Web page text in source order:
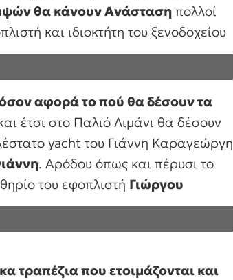
θα κάνουν Ανάσταση πολλοί
και ιδιοκτήτη του ξενοδοχείου
αφορά το πού θα δέσουν τα
έτσι στο Παλιό Λιμάνι θα δέσουν
yacht του Γιάννη Καραγεώργη
. Αρόδου όπως και πέρυσι το
του εφοπλιστή Γιώργου
τραπέζια που ετοιμάζονται και